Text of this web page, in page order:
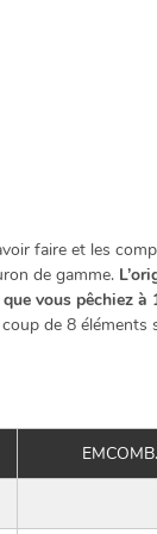
faire et les
de gamme.
vous pêchiez à
de 8 éléments
EMCOMB.